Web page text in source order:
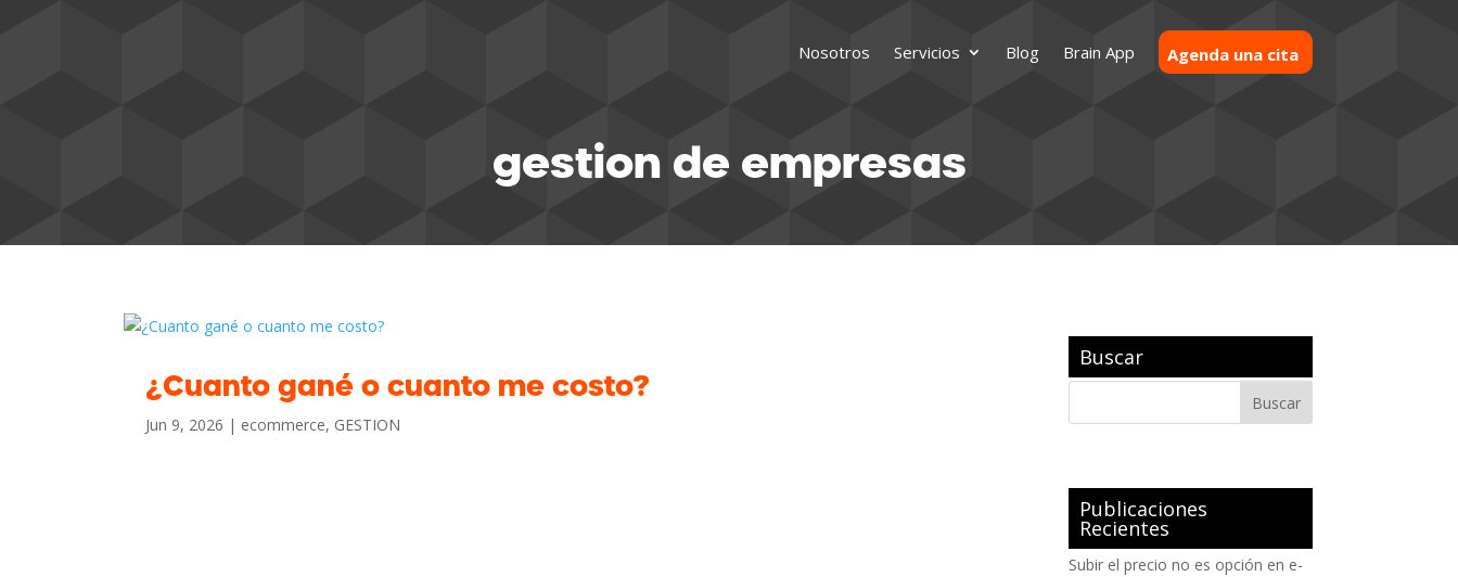
Nosotros Servicios Blog Brain App Agenda una cita
gestion de empresas
¿Cuanto gané o cuanto me costo?
Jun 9, 2026 | ecommerce, GESTION
Buscar
Publicaciones
Recientes
Subir el precio no es opción en e-